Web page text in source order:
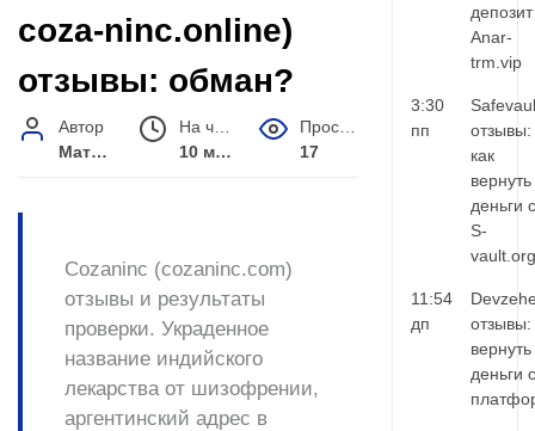
coza-ninc.online)
отзывы: обман?
Автор
Матвей Иванов
10 мин.
17
Cozaninc (cozaninc.com)
отзывы и результаты
проверки. Украденное
название индийского
лекарства от шизофрении,
аргентинский адрес в
Anar-
trm.vip
3:30
пп
отзывы:
как
вернуть
деньги с
S-
vault.org
11:54
дп
отзывы:
вернуть
деньги с